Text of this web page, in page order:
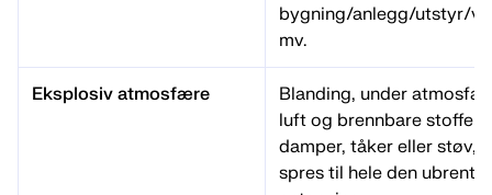
bygning/anlegg/utstyr/
mv.
Eksplosiv atmosfære
Blanding, under
luft og brennbare stoffer
damper, tåker eller støv,
spres til hele den